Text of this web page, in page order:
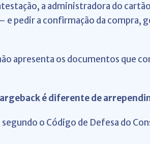
a administradora do
e pedir a confirmação da compra,
apresenta os documentos que
é diferente de
o Código de Defesa do